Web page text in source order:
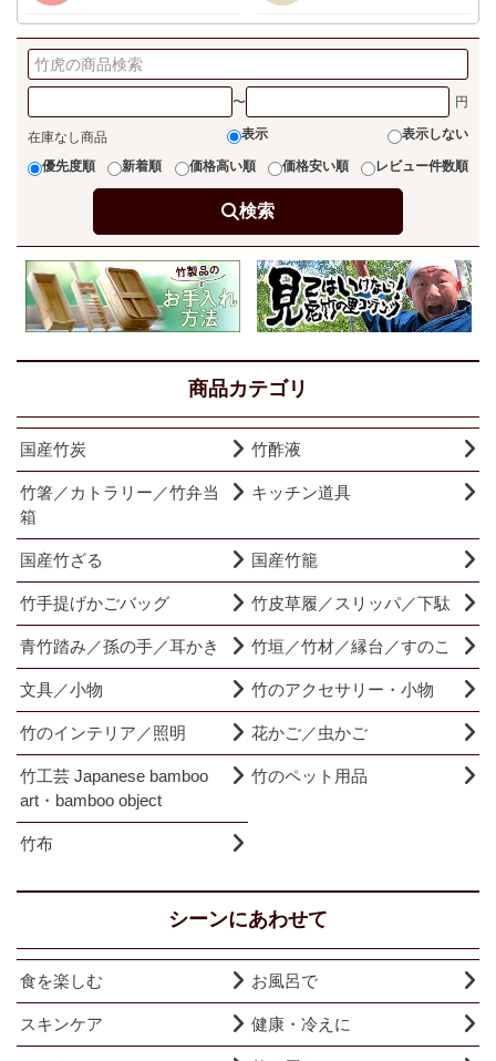
〜
在庫なし商品 表示 表示しない
優先度順 新着順 価格高い順 価格安い順 レビュー件数順
検索
商品カテゴリ
国産竹炭 竹酢液
竹箸／カトラリー／竹弁当
箱
キッチン道具
国産竹ざる 国産竹籠
竹手提げかごバッグ 竹皮草履／スリッパ／下駄
青竹踏み／孫の手／耳かき 竹垣／竹材／縁台／すのこ
文具／小物 竹のアクセサリー・小物
竹のインテリア／照明 花かご／虫かご
竹工芸 Japanese bamboo
art・bamboo object
竹のペット用品
竹布
シーンにあわせて
食を楽しむ お風呂で
スキンケア 健康・冷えに